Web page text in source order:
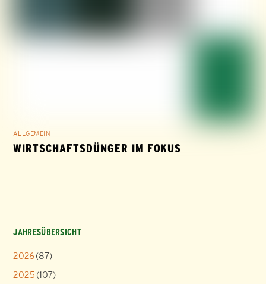
ALLGEMEIN
WIRTSCHAFTSDÜNGER IM FOKUS
JAHRESÜBERSICHT
2026(87)
2025 (107)